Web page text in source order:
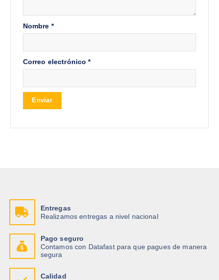
Nombre *
Correo electrónico*
Entregas
Realizamos entregas a nivel nacional
Pago seguro
Contamos con Datafast para que pagues de manera
segura
Calidad